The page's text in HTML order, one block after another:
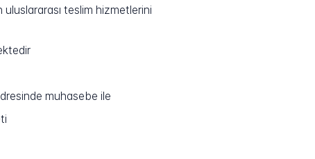
teslim hizmetlerini
muhasebe ile